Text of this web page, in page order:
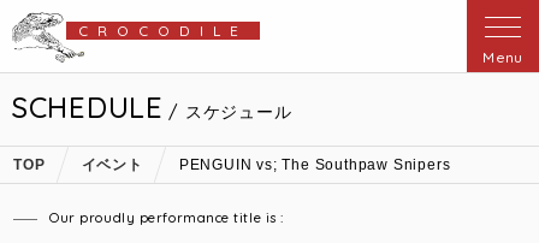
CROCODILE
Menu
SCHEDULE / スケジュール
TOP イベント PENGUIN vs; The Southpaw Snipers
Our proudly performance title is :